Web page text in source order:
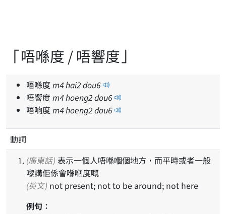
「唔喺度 / 唔響度」
唔喺度m4hai2dou6
唔響度m4hoeng2dou6
唔响度m4hoeng2dou6
動詞
(廣東話)
嚟講佢係會喺嗰度嘅
(英文) not present; not to be around; not here
例句：